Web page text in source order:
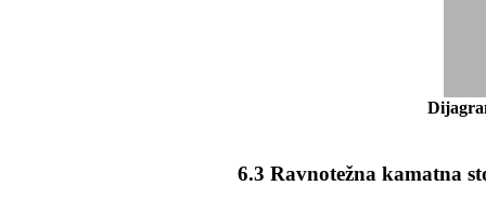
6.3 Ravnotežna kamatna